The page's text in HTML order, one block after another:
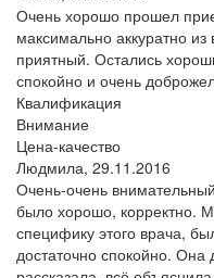
Очень хорошо прошел
максимально аккуратно
приятный. Остались
спокойно и очень
Квалификация
Внимание
Цена-качество
Людмила, 29.11.2016
Очень-очень
было хорошо, корректно.
специфику этого врача,
достаточно спокойно.